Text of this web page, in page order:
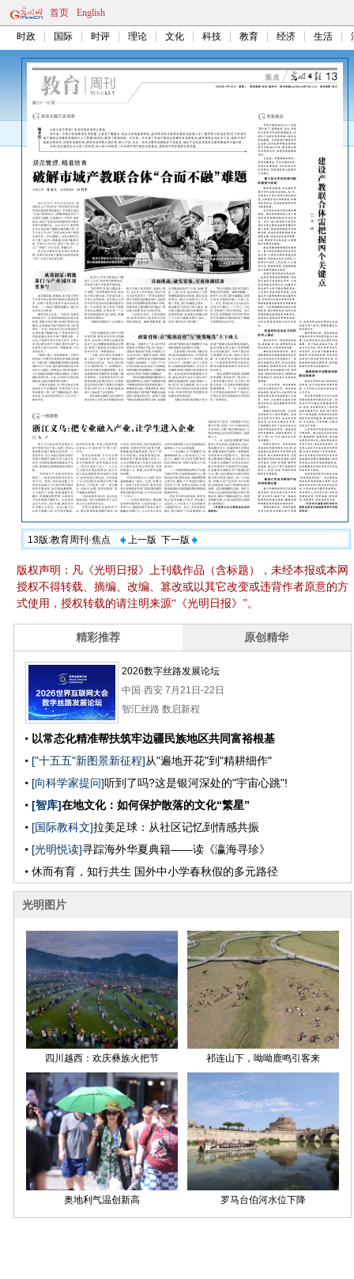
首页 English
时政 国际 时评 理论 文化 科技 教育 经济 生活
13版:教育周刊·焦点 上一版 下一版
版权声明：凡《光明日报》上刊载作品（含标题），未经本报或本网
授权不得转载、摘编、改编、篡改或以其它改变或违背作者原意的方
式使用，授权转载的请注明来源“《光明日报》”。